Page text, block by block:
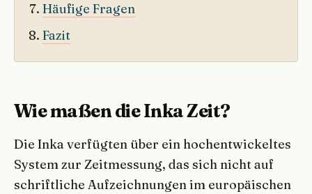
Häufige Fragen
Fazit
Wie maßen die Inka Zeit?
Die Inka verfügten über ein hochentwickeltes
System zur Zeitmessung, das sich nicht auf
schriftliche Aufzeichnungen im europäischen